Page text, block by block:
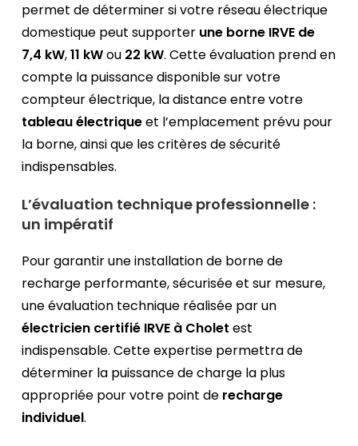
permet de déterminer si votre réseau électrique
domestique peut supporter une borne IRVE de
7,4 kW,11 kWou 22 kW. Cette évaluation prend en
compte la puissance disponible sur votre
compteur électrique, la distance entre votre
tableau électriqueet l’emplacement prévu pour
la borne, ainsi que les critères de sécurité
indispensables.
L’évaluation technique professionnelle :
un impératif
Pour garantir une installation de borne de
recharge performante, sécurisée et sur mesure,
une évaluation technique réalisée par un
électricien certifié IRVE à Cholet est
indispensable. Cette expertise permettra de
déterminer la puissance de charge la plus
appropriée pour votre point de recharge
individuel.